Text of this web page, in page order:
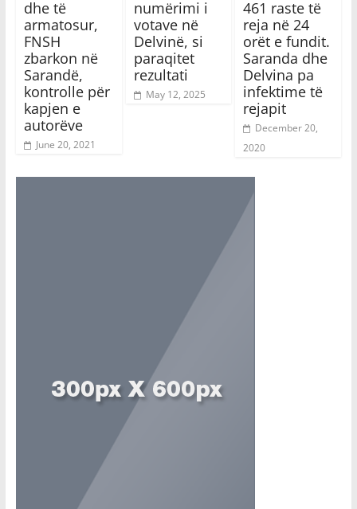
dhe të
armatosur,
FNSH
zbarkon në
Sarandë,
kontrolle për
kapjen e
autorëve
June 20, 2021
numërimi i
votave në
Delvinë, si
paraqitet
rezultati
May 12, 2025
461 raste të
reja në 24
orët e fundit.
Saranda dhe
Delvina pa
infektime të
rejapit
December 20,
2020